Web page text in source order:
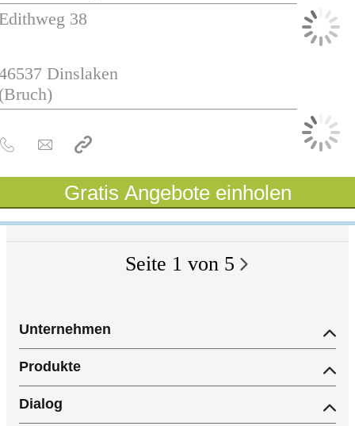
38
Dinslaken
Gratis Angebote einholen
Seite 1 von 5
Unternehmen
Produkte
Dialog